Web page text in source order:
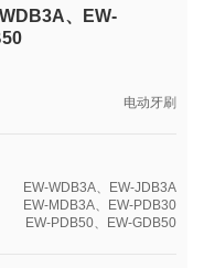
、EW-
电动牙刷
EW-WDB3A、EW-JDB3A
EW-MDB3A、EW-PDB30
EW-PDB50、EW-GDB50